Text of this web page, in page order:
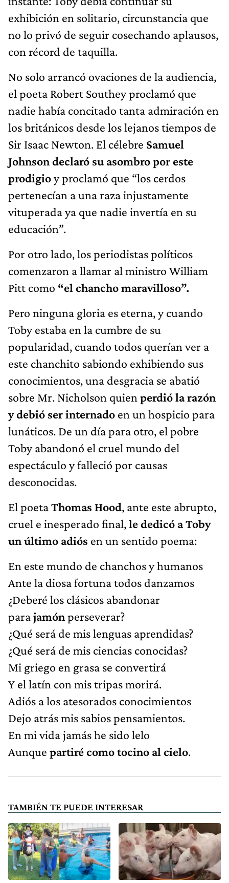
exhibición en solitario, circunstancia que
no lo privó de seguir cosechando aplausos,
con récord de taquilla.
No solo arrancó ovaciones de la audiencia,
el poeta Robert Southey proclamó que
nadie había concitado tanta admiración en
los británicos desde los lejanos tiempos de
Sir Isaac Newton. El célebre Samuel
Johnson declaró su asombro por este
prodigioy proclamó que “los cerdos
pertenecían a una raza injustamente
vituperada ya que nadie invertía en su
educación”.
Por otro lado, los periodistas políticos
comenzaron a llamar al ministro William
Pitt como “el chancho maravilloso”.
Pero ninguna gloria es eterna, y cuando
Toby estaba en la cumbre de su
popularidad, cuando todos querían ver a
este chanchito sabiondo exhibiendo sus
conocimientos, una desgracia se abatió
sobre Mr. Nicholson quien perdió la razón
y debió ser internado en un hospicio para
lunáticos. De un día para otro, el pobre
Toby abandonó el cruel mundo del
espectáculo y falleció por causas
desconocidas.
El poetaThomas Hood, ante este abrupto,
cruel e inesperado final,le dedicó a Toby
un último adiós en un sentido poema:
En este mundo de chanchos y humanos
Ante la diosa fortuna todos danzamos
¿Deberé los clásicos abandonar
parajamónperseverar?
¿Qué será de mis lenguas aprendidas?
¿Qué será de mis ciencias conocidas?
Mi griego en grasa se convertirá
Y el latín con mis tripas morirá.
Adiós a los atesorados conocimientos
Dejo atrás mis sabios pensamientos.
En mi vida jamás he sido lelo
Aunque partiré como tocino al cielo.
TAMBIÉN TE PUEDE INTERESAR